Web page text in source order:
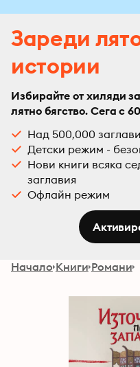
Зареди
истории
Избирайте от хиляди
лятно бягство. Сега с
Над 500,000
Детски режим -
Нови книги всяка
заглавия
Офлайн режим
Начало Книги Романи